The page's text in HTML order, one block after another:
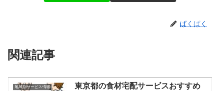
ぱくぱく
関連記事
地域別サービス情報
東京都の食材宅配サービスおすすめ